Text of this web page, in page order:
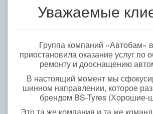
Уважаемые
Группа компаний «Автобам»
приостановила оказание услуг по
ремонту и дооснащению
В настоящий момент мы
шинном направлении, которое
брендом BS-Tyres